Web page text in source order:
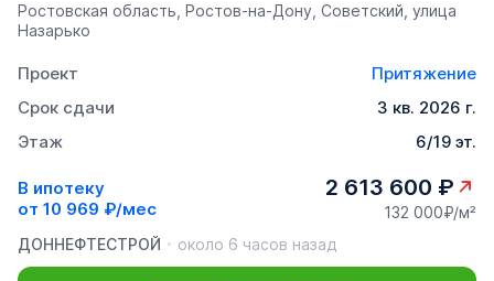
Ростовская область, Ростов-на-Дону, Советский, улица
Назарько
Проект
Притяжение
Срок сдачи
3 кв. 2026 г.
Этаж
6/19 эт.
В ипотеку
от 10 969 ₽/мес
2 613 600 ₽
132 000₽/м²
ДОННЕФТЕСТРОЙ
около 6 часов назад